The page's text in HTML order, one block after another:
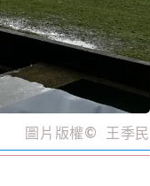
圖片版權 ©️ 王季民